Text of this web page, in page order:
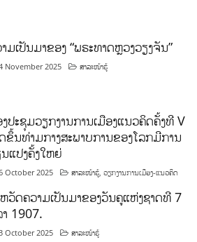
ມເປັນມາຂອງ “ພຣະທາດຫຼວງວຽງຈັນ”
November 2025 ສາລະໜ້າຮູ້
ປະຊຸມວຽກງານການເມືອງແນວຄິດຄັ້ງທີ V
ຂຶ້ນທ່າມກາງສະພາບການຂອງໂລກມີການ
ແປງຄັ້ງໃຫຍ່
October 2025 ສາລະໜ້າຮູ້ ,ວຽກງານການເມືອງ-ແນວຄິດ
ວັດຄວາມເປັນມາຂອງວັນຄູແຫ່ງຊາດທີ 7
1907.
October 2025 ສາລະໜ້າຮູ້